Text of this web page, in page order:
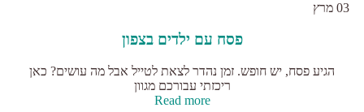
03 מרץ
פסח עם ילדים בצפון
הגיע פסח, יש חופש. זמן נהדר לצאת לטייל אבל מה עושים? כאן
ריכזתי עבורכם מגוון
Read more